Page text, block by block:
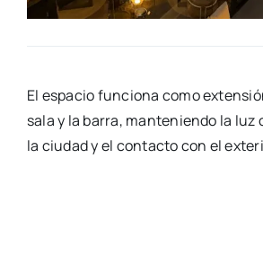
El espa­cio fun­cio­na como
sala y la barra, man­te­nien­do la
la ciu­dad y el con­tac­to con el